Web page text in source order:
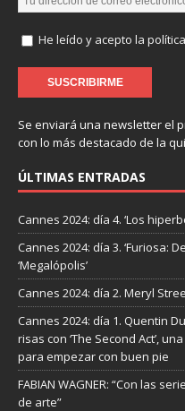
He leído y acepto la
Se enviará una newsletter el
con lo más destacado de la
ÚLTIMAS ENTRADAS
Cannes 2024: día 4. ‘Los
Cannes 2024: día 3. ‘Furiosa:
‘Megalópolis’
Cannes 2024: día 2. Meryl
Cannes 2024: día 1. Quentin
risas con ‘The Second Act’,
para empezar con buen pie
FABIAN WAGNER: “Con las
de arte”